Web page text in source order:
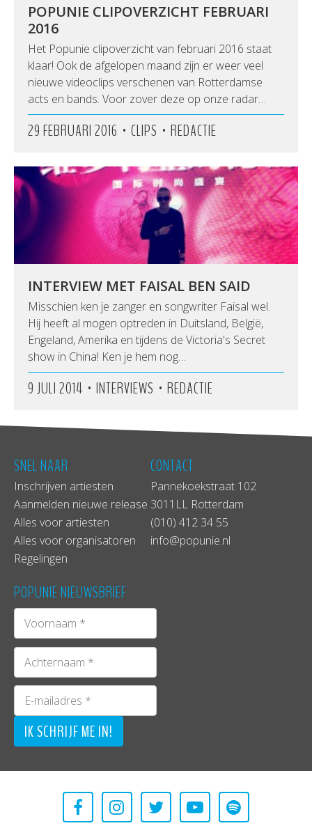
POPUNIE CLIPOVERZICHT FEBRUARI
2016
Het Popunie clipoverzicht van februari 2016 staat
klaar! Ook de afgelopen maand zijn er weer veel
nieuwe videoclips verschenen van Rotterdamse
acts en bands. Voor zover deze op onze radar…
29 FEBRUARI 2016 • CLIPS • REDACTIE
INTERVIEW MET FAISAL BEN SAID
Misschien ken je zanger en songwriter Faisal wel.
Hij heeft al mogen optreden in Duitsland, België,
Engeland, Amerika en tijdens de Victoria's Secret
show in China! Ken je hem nog…
9 JULI 2014 • INTERVIEWS • REDACTIE
SNEL NAAR
Inschrijven artiesten
Aanmelden nieuwe release
Alles voor artiesten
Alles voor organisatoren
Regelingen
CONTACT
Pannekoekstraat 102
3011LL Rotterdam
(010) 412 34 55
info@popunie.nl
POPUNIE NIEUWSBRIEF